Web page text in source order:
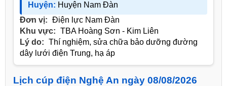
Huyện: Huyện Nam Đàn
Đơn vị: Điện lực Nam Đàn
Khu vực: TBA Hoàng Sơn - Kim Liên
Lý do: Thí nghiệm, sửa chữa bảo dưỡng đường
dây lưới điện Trung, hạ áp
Lịch cúp điện Nghệ An ngày 08/08/2026